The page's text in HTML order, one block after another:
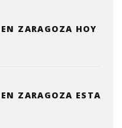
EN ZARAGOZA HOY
ZARAGOZA ESTA